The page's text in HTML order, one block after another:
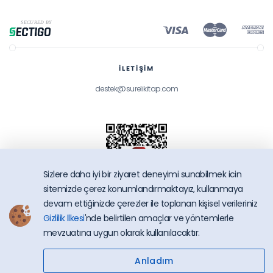
İLETİŞİM
destek@surelikitap.com
SüreliKitap.com
Copyright © 2026 - Bütün Hakları Saklıdır.
Sizlere daha iyi bir ziyaret deneyimi sunabilmek icin
sitemizde çerez konumlandırmaktayız, kullanmaya
devam ettiğinizde çerezler ile toplanan kişisel verileriniz
Gizlilik İlkesi'nde belirtilen amaçlar ve yöntemlerle
mevzuatına uygun olarak kullanılacaktır.
Anladım